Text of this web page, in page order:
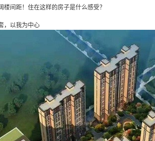
楼间距！住在这样的房子是什么感受？
，以我为中心